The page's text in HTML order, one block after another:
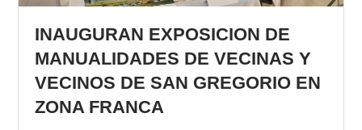
INAUGURAN EXPOSICION DE
MANUALIDADES DE VECINAS Y
VECINOS DE SAN GREGORIO EN
ZONA FRANCA